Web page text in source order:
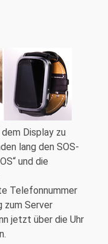
Display zu
lang den SOS-
und die
Telefonnummer
zum Server
jetzt über die Uhr